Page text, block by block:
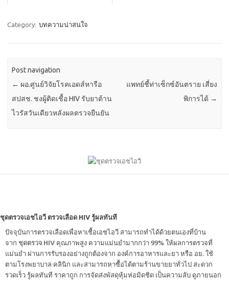
Category: บทความน่าสนใจ
Post navigation
← ผอ.ศูนย์วิจัยโรคเอดส์หารือ
สปสช. ชงผู้ติดเชื้อ HIV รับยาต้าน
ไวรัสวันเดียวหลังผลตรวจยืนยัน
แพทย์ชี้ท่าเซ็กซ์อันตราย เสี่ยง
พิการได้ →
ชุดตรวจเอชไอวี ตรวจเลือด HIV รู้ผลทันที
ปัจจุบันการตรวจเลือดเพื่อหาเชื้อเอชไอวี สามารถทำได้ด้วยตนเองที่บ้าน
จาก ชุดตรวจ HIV คุณภาพสูง ความแม่นยำมากกว่า 99% ให้ผลการตรวจที่
แม่นยำ ผ่านการรับรองอย่างถูกต้องจาก องค์การอาหารและยา หรือ อย. ใช้
ตามโรงพยาบาล คลินิก และสามารถหาซื้อได้ตามร้านขายยาทั่วไป สะดวก
รวดเร็ว รู้ผลทันที ราคาถูก การจัดส่งพัสดุหุ้มห่อมิดชิด เป็นความลับ ดูภายนอก